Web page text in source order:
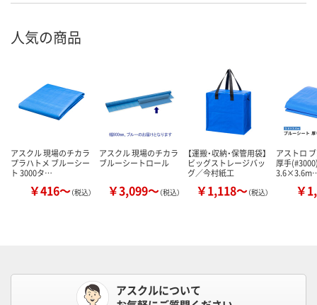
人気の商品
アスクル 現場のチカラ
プラハトメ ブルーシー
ト 3000タ…
￥416～（税込）
アスクル 現場のチカラ
ブルーシートロール
￥3,099～（税込）
【運搬・収納・保管用袋】
ビッグストレージバッ
グ／今村紙工
￥1,118～（税込）
アストロ
厚手
￥
アスクルについて